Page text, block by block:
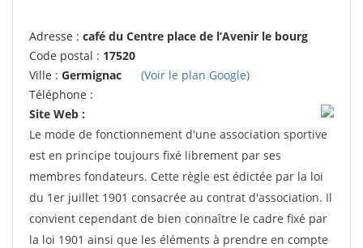
Adresse : café du Centre place de l’Avenir le bourg
Code postal : 17520
Ville : Germignac
(Voir le plan Google)
Téléphone :
Site Web :
Le mode de fonctionnement d'une association sportive
est en principe toujours fixé librement par ses
membres fondateurs. Cette règle est édictée par la loi
du 1er juillet 1901 consacrée au contrat d'association. Il
convient cependant de bien connaître le cadre fixé par
la loi 1901 ainsi que les éléments à prendre en compte